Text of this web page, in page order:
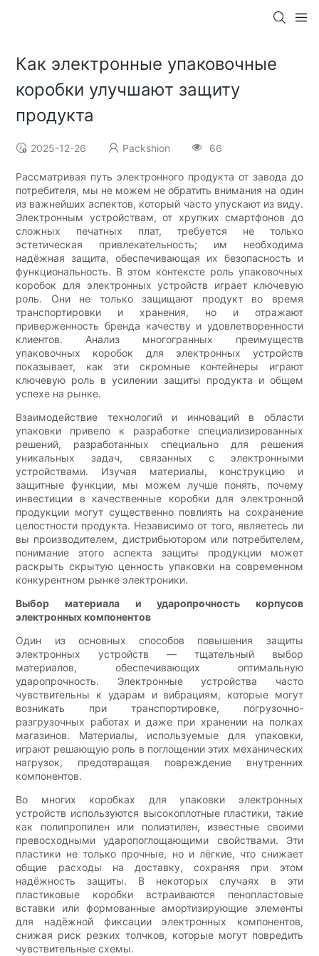
Как электронные упаковочные
коробки улучшают защиту
продукта
2025-12-26 Packshion 66
Рассматривая путь электронного продукта от завода до
потребителя, мы не можем не обратить внимания на один
из важнейших аспектов, который часто упускают из виду.
Электронным устройствам, от хрупких смартфонов до
сложных печатных плат, требуется не только
эстетическая привлекательность; им необходима
надёжная защита, обеспечивающая их безопасность и
функциональность. В этом контексте роль упаковочных
коробок для электронных устройств играет ключевую
роль. Они не только защищают продукт во время
транспортировки и хранения, но и отражают
приверженность бренда качеству и удовлетворенности
клиентов. Анализ многогранных преимуществ
упаковочных коробок для электронных устройств
показывает, как эти скромные контейнеры играют
ключевую роль в усилении защиты продукта и общем
успехе на рынке.
Взаимодействие технологий и инноваций в области
упаковки привело к разработке специализированных
решений, разработанных специально для решения
уникальных задач, связанных с электронными
устройствами. Изучая материалы, конструкцию и
защитные функции, мы можем лучше понять, почему
инвестиции в качественные коробки для электронной
продукции могут существенно повлиять на сохранение
целостности продукта. Независимо от того, являетесь ли
вы производителем, дистрибьютором или потребителем,
понимание этого аспекта защиты продукции может
раскрыть скрытую ценность упаковки на современном
конкурентном рынке электроники.
Выбор материала и ударопрочность корпусов
электронных компонентов
Один из основных способов повышения защиты
электронных устройств — тщательный выбор
материалов, обеспечивающих оптимальную
ударопрочность. Электронные устройства часто
чувствительны к ударам и вибрациям, которые могут
возникать при транспортировке, погрузочно-
разгрузочных работах и ​​даже при хранении на полках
магазинов. Материалы, используемые для упаковки,
играют решающую роль в поглощении этих механических
нагрузок, предотвращая повреждение внутренних
компонентов.
Во многих коробках для упаковки электронных
устройств используются высокоплотные пластики, такие
как полипропилен или полиэтилен, известные своими
превосходными ударопоглощающими свойствами. Эти
пластики не только прочные, но и лёгкие, что снижает
общие расходы на доставку, сохраняя при этом
надёжность защиты. В некоторых случаях в эти
пластиковые коробки встраиваются пенопластовые
вставки или формованные амортизирующие элементы
для надёжной фиксации электронных компонентов,
снижая риск резких толчков, которые могут повредить
чувствительные схемы.